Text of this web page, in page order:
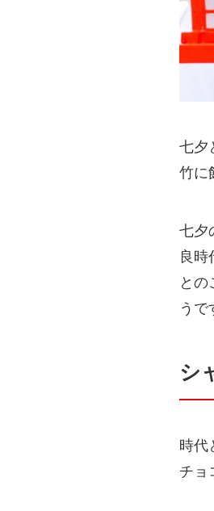
七夕
竹に
七夕
良時
との
うで
シ
時代
チョ